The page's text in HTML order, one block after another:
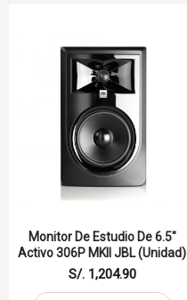
Monitor De Estudio De 6.5"
Activo 306P MKII JBL (unidad)
S/. 1,204.90